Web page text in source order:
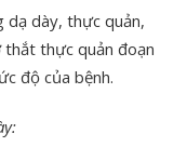
dạ dày, thực quản,
thực quản đoạn
độ của bệnh.